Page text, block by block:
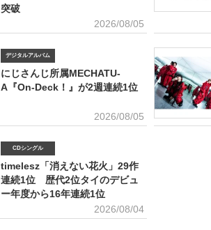
突破
2026/08/05
デジタルアルバム
にじさんじ所属MECHATU-
A『On-Deck！』が2週連続1位
2026/08/05
CDシングル
timelesz「消えない花火」29作
連続1位 歴代2位タイのデビュ
ー年度から16年連続1位
2026/08/04